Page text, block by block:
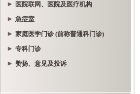
医院联网、医院及医疗机构
急症室
家庭医学门诊 (前称普通科门诊)
专科门诊
赞扬、意见及投诉